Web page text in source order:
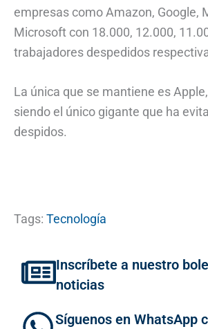
empresas como Amazon, Google,
Microsoft con 18.000, 12.000,
trabajadores despedidos
La única que se mantiene es
siendo el único gigante que ha
despidos.
Tags: Tecnología
Inscríbete a nuestro
noticias
Síguenos en WhatsApp